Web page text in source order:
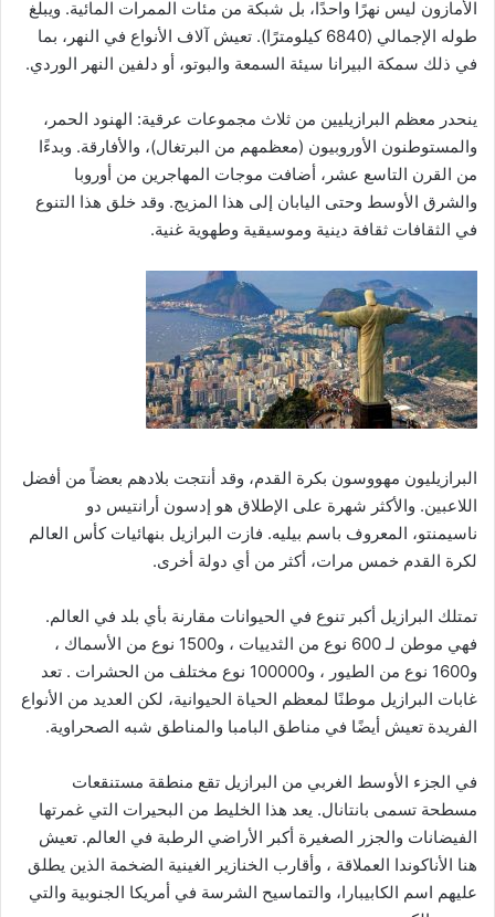
الأمازون ليس نهرًا واحدًا، بل شبكة من مئات الممرات المائية. ويبلغ
طوله الإجمالي (6840 كيلومترًا). تعيش آلاف الأنواع في النهر، بما
في ذلك سمكة البيرانا سيئة السمعة والبوتو، أو دلفين النهر الوردي.
ينحدر معظم البرازيليين من ثلاث مجموعات عرقية: الهنود الحمر،
والمستوطنون الأوروبيون (معظمهم من البرتغال)، والأفارقة. وبدءًا
من القرن التاسع عشر، أضافت موجات المهاجرين من أوروبا
والشرق الأوسط وحتى اليابان إلى هذا المزيج. وقد خلق هذا التنوع
في الثقافات ثقافة دينية وموسيقية وطهوية غنية.
البرازيليون مهووسون بكرة القدم، وقد أنتجت بلادهم بعضاً من أفضل
اللاعبين. والأكثر شهرة على الإطلاق هو إدسون أرانتيس دو
ناسيمنتو، المعروف باسم بيليه. فازت البرازيل بنهائيات كأس العالم
لكرة القدم خمس مرات، أكثر من أي دولة أخرى.
تمتلك البرازيل أكبر تنوع في الحيوانات مقارنة بأي بلد في العالم.
فهي موطن لـ 600 نوع من الثدييات ، و1500 نوع من الأسماك ،
و1600 نوع من الطيور ، و100000 نوع مختلف من الحشرات . تعد
غابات البرازيل موطنًا لمعظم الحياة الحيوانية، لكن العديد من الأنواع
الفريدة تعيش أيضًا في مناطق البامبا والمناطق شبه الصحراوية.
في الجزء الأوسط الغربي من البرازيل تقع منطقة مستنقعات
مسطحة تسمى بانتانال. يعد هذا الخليط من البحيرات التي غمرتها
الفيضانات والجزر الصغيرة أكبر الأراضي الرطبة في العالم. تعيش
هنا الأناكوندا العملاقة ، وأقارب الخنازير الغينية الضخمة الذين يطلق
عليهم اسم الكابيبارا، والتماسيح الشرسة في أمريكا الجنوبية والتي